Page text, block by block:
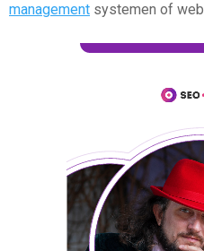
management systemen of